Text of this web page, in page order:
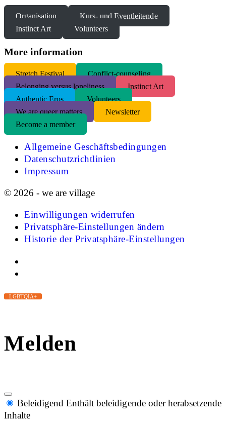
Organisation
Kurs- und Eventleitende
Instinct Art
Volunteers
More information
Stretch Festival
Conflict-counseling
Belonging versus loneliness
Instinct Art
Authentic Eros
Volunteers
We are queer matters
Newsletter
Become a member
Allgemeine Geschäftsbedingungen
Datenschutzrichtlinien
Impressum
© 2026 - we are village
Einwilligungen widerrufen
Privatsphäre-Einstellungen ändern
Historie der Privatsphäre-Einstellungen
LGBTQIA+
Melden
Beleidigend Enthält beleidigende oder herabsetzende
Inhalte